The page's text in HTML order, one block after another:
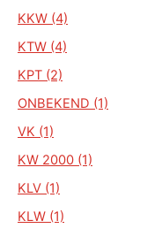
KKW (4)
KTW (4)
KPT (2)
ONBEKEND (1)
VK (1)
KW 2000 (1)
KLV (1)
KLW (1)